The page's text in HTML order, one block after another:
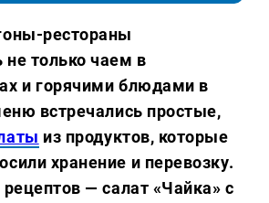
рестораны
не только чаем в
и горячими блюдами в
встречались простые,
из продуктов, которые
хранение и перевозку.
— салат «Чайка» с